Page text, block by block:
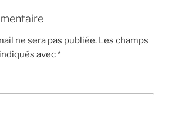
ne sera pas publiée. Les champs
avec*